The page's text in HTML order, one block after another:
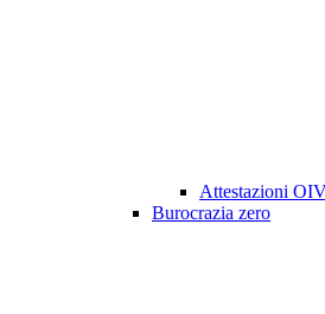
Attestazioni
Burocrazia zero